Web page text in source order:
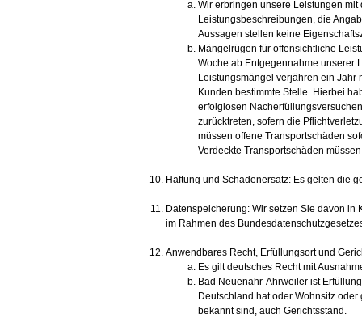
Wir erbringen unsere Leistungen
Leistungsbeschreibungen, die
Aussagen stellen keine
Mängelrügen für offensichtliche
Woche ab Entgegennahme unserer
Leistungsmängel verjähren ein
Kunden bestimmte Stelle. Hierbei
erfolglosen
zurücktreten, sofern die
müssen offene Transportschäden
Verdeckte Transportschäden
Haftung und Schadenersatz: Es gelten die
Datenspeicherung: Wir setzen Sie davon
im Rahmen des
Anwendbares Recht, Erfüllungsort und
Es gilt deutsches Recht mit
Bad Neuenahr-Ahrweiler ist
Deutschland hat oder Wohnsitz
bekannt sind, auch Gerichtsstand.